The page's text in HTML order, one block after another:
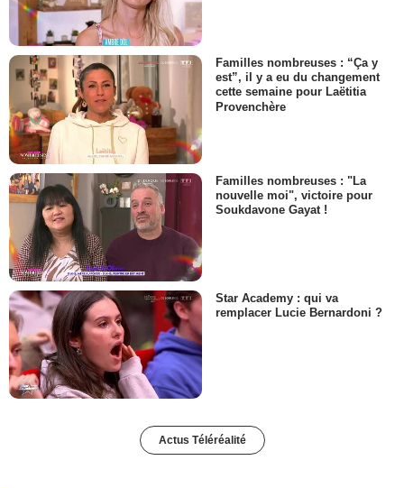
Familles nombreuses : “Ça y
est”, il y a eu du changement
cette semaine pour Laëtitia
Provenchère
Familles nombreuses : "La
nouvelle moi", victoire pour
Soukdavone Gayat !
Star Academy : qui va
remplacer Lucie Bernardoni ?
Actus Téléréalité